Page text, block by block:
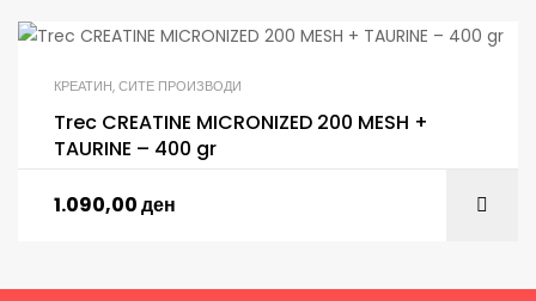
КРЕАТИН,СИТЕ ПРОИЗВОДИ
Trec CREATINE MICRONIZED 200 MESH +
TAURINE – 400 gr
1.090,00ден